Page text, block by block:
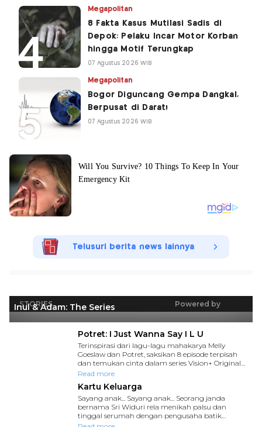
Megapolitan
8 Fakta Kasus Mutilasi Sadis di
Depok: Pelaku Incar Motor Korban
hingga Motif Terungkap
07 Agustus 2026 WIB
Megapolitan
Bogor Diguncang Gempa Dangkal,
Berpusat di Darat!
07 Agustus 2026 WIB
Telusuri berita news lainnya